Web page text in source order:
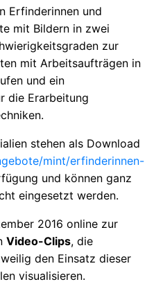
Erfinderinnen und
mit Bildern in zwei
zur
mit Arbeitsaufträgen in
und ein
die Erarbeitung
stehen als Download
mint/erfinderinnen-
und können ganz
eingesetzt werden.
2016 online zur
Video-Clips, die
den Einsatz dieser
visualisieren.